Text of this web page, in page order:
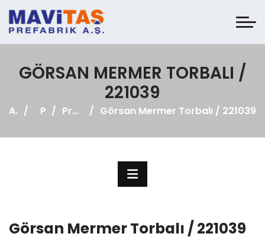
GÖRSAN MERMER TORBALI /
221039
Anasayfa Projeler Prefabrik Fabrika Görsan Mermer Torbalı / 221039
Görsan Mermer Torbalı / 221039